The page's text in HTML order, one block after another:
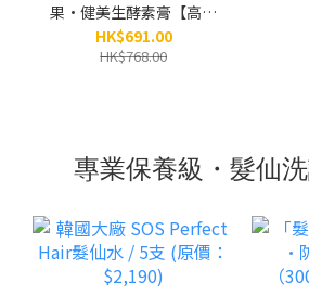
果•健美生酵素膏【高級
別濃縮版】（220g）
HK$691.00
HK$768.00
專業保養級・髮仙